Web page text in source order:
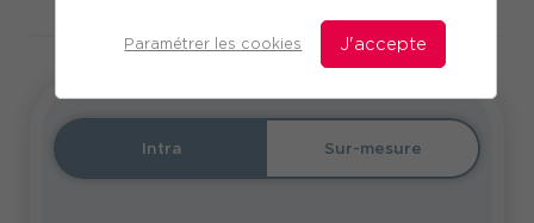
Paramétrer les cookies J'accepte
Intra Sur-mesure